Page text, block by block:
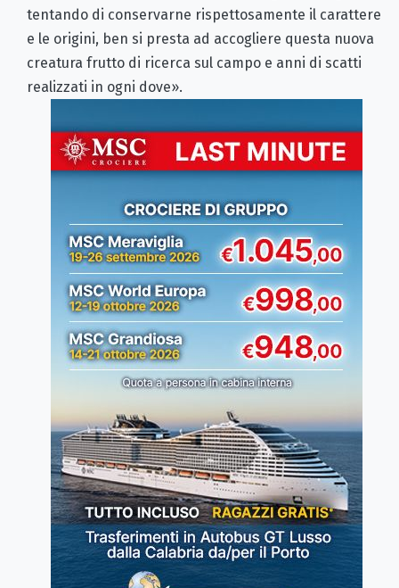
tentando di conservarne rispettosamente il carattere
e le origini, ben si presta ad accogliere questa nuova
creatura frutto di ricerca sul campo e anni di scatti
realizzati in ogni dove».